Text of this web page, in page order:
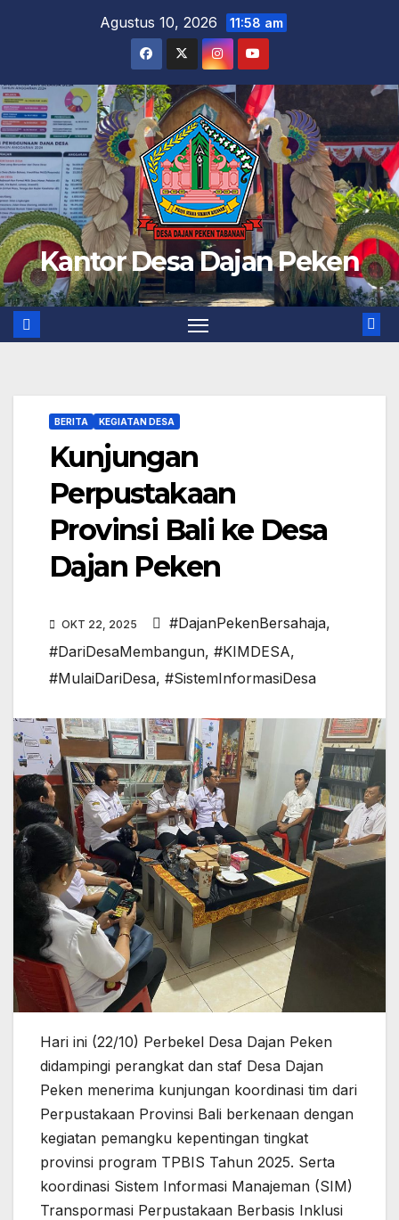
Agustus 10, 2026 11:58 am
Kantor Desa Dajan Peken
BERITA KEGIATAN DESA
Kunjungan
Perpustakaan
Provinsi Bali ke Desa
Dajan Peken
OKT 22, 2025 #DajanPekenBersahaja,
#DariDesaMembangun, #KIMDESA,
#MulaiDariDesa, #SistemInformasiDesa
Hari ini (22/10) Perbekel Desa Dajan Peken
didampingi perangkat dan staf Desa Dajan
Peken menerima kunjungan koordinasi tim dari
Perpustakaan Provinsi Bali berkenaan dengan
kegiatan pemangku kepentingan tingkat
provinsi program TPBIS Tahun 2025. Serta
koordinasi Sistem Informasi Manajeman (SIM)
Transpormasi Perpustakaan Berbasis Inklusi